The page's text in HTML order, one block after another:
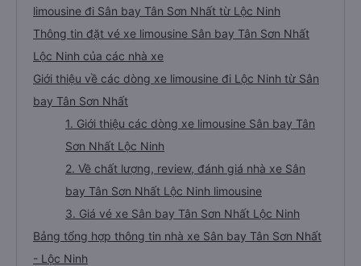
limousine đi Sân bay Tân Sơn Nhất từ Lộc Ninh
Thông tin đặt vé xe limousine Sân bay Tân Sơn Nhất
Lộc Ninh của các nhà xe
Giới thiệu về các dòng xe limousine đi Lộc Ninh từ Sân
bay Tân Sơn Nhất
1. Giới thiệu các dòng xe limousine Sân bay Tân
Sơn Nhất Lộc Ninh
2. Về chất lượng, review, đánh giá nhà xe Sân
bay Tân Sơn Nhất Lộc Ninh limousine
3. Giá vé xe Sân bay Tân Sơn Nhất Lộc Ninh
Bảng tổng hợp thông tin nhà xe Sân bay Tân Sơn Nhất
- Lộc Ninh